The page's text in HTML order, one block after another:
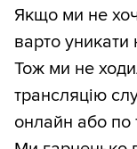
Якщо ми не
варто уникати
Тож ми не
трансляцію
онлайн або по